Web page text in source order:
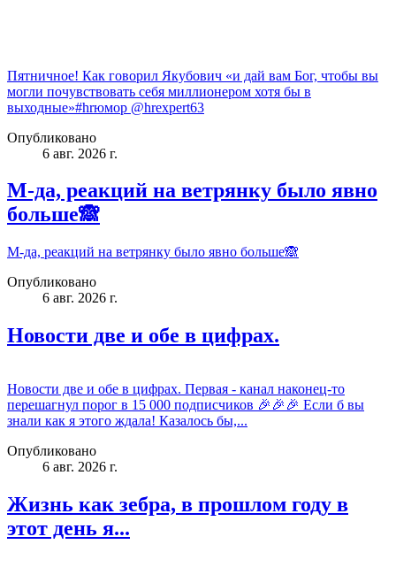
Пятничное! Как говорил Якубович «и дай вам Бог, чтобы вы
могли почувствовать себя миллионером хотя бы в
выходные»#hrюмор @hrexpert63
Опубликовано
6 авг. 2026 г.
М-да, реакций на ветрянку было явно
больше🙈
М-да, реакций на ветрянку было явно больше🙈
Опубликовано
6 авг. 2026 г.
Новости две и обе в цифрах.
Новости две и обе в цифрах. Первая - канал наконец-то
перешагнул порог в 15 000 подписчиков 🎉🎉🎉 Если б вы
знали как я этого ждала! Казалось бы,...
Опубликовано
6 авг. 2026 г.
Жизнь как зебра, в прошлом году в
этот день я...